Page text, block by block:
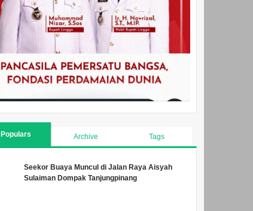
Populars Archive Tags
Seekor Buaya Muncul di Jalan Raya Aisyah
Sulaiman Dompak Tanjungpinang